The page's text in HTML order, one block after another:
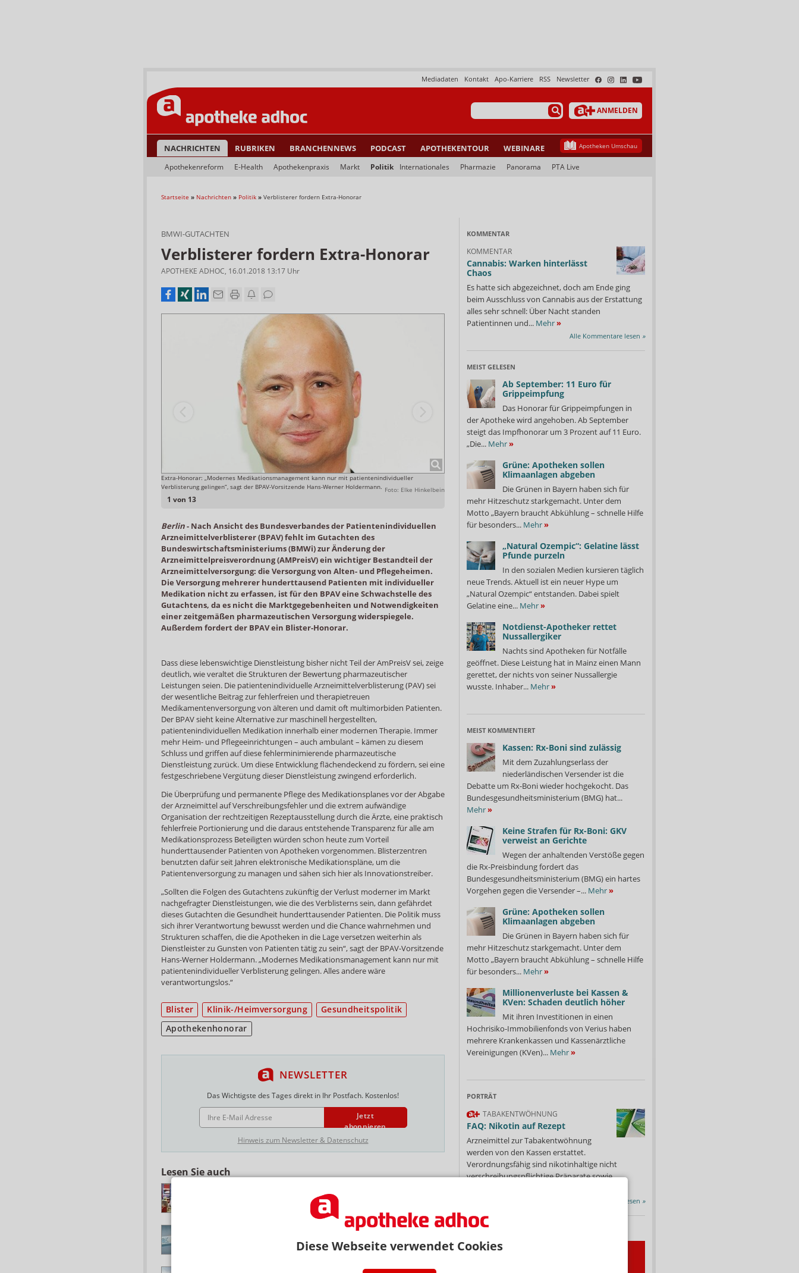
Diese Webseite verwendet Cookies
Newsletter
RSS
Apo-Karriere
Kontakt
Mediadaten
ANMELDEN
NACHRICHTEN RUBRIKEN BRANCHENNEWS PODCAST APOTHEKENTOUR WEBINARE Apotheken Umschau
Apothekenreform E-Health Apothekenpraxis Markt Politik Internationales Pharmazie Panorama PTA Live
Startseite » Nachrichten » Politik » Verblisterer fordern Extra-Honorar
BMWI-GUTACHTEN
Verblisterer fordern Extra-Honorar
APOTHEKE ADHOC, 16.01.2018 13:17 Uhr
1 von 13
Extra-Honorar: „Modernes Medikationsmanagement kann nur mit patientenindividueller
Verblisterung gelingen“, sagt der BPAV-Vorsitzende Hans-Werner Holdermann. Foto: Elke Hinkelbein
Kurz vor Weihnachten veröffentlichte das BMWio das die überarbeitete Fassung des
Berlin- Nach Ansicht des Bundesverbandes der Patientenindividuellen
Arzneimittelverblisterer (BPAV) fehlt im Gutachten des
Bundeswirtschaftsministeriums (BMWi) zur Änderung der
Arzneimittelpreisverordnung (AMPreisV) ein wichtiger Bestandteil der
Arzneimittelversorgung: die Versorgung von Alten- und Pflegeheimen.
Die Versorgung mehrerer hunderttausend Patienten mit individueller
Medikation nicht zu erfassen, ist für den BPAV eine Schwachstelle des
Gutachtens, da es nicht die Marktgegebenheiten und Notwendigkeiten
einer zeitgemäßen pharmazeutischen Versorgung widerspiegele.
Außerdem fordert der BPAV ein Blister-Honorar.
Dass diese lebenswichtige Dienstleistung bisher nicht Teil der AmPreisV sei, zeige
deutlich, wie veraltet die Strukturen der Bewertung pharmazeutischer
Leistungen seien. Die patientenindividuelle Arzneimittelverblisterung (PAV) sei
der wesentliche Beitrag zur fehlerfreien und therapietreuen
Medikamentenversorgung von älteren und damit oft multimorbiden Patienten.
Der BPAV sieht keine Alternative zur maschinell hergestellten,
patientenindividuellen Medikation innerhalb einer modernen Therapie. Immer
mehr Heim- und Pflegeeinrichtungen – auch ambulant – kämen zu diesem
Schluss und griffen auf diese fehlerminimierende pharmazeutische
Dienstleistung zurück. Um diese Entwicklung flächendeckend zu fördern, sei eine
festgeschriebene Vergütung dieser Dienstleistung zwingend erforderlich.
Die Überprüfung und permanente Pflege des Medikationsplanes vor der Abgabe
der Arzneimittel auf Verschreibungsfehler und die extrem aufwändige
Organisation der rechtzeitigen Rezeptausstellung durch die Ärzte, eine praktisch
fehlerfreie Portionierung und die daraus entstehende Transparenz für alle am
Medikationsprozess Beteiligten würden schon heute zum Vorteil
hunderttausender Patienten von Apotheken vorgenommen. Blisterzentren
benutzten dafür seit Jahren elektronische Medikationspläne, um die
Patientenversorgung zu managen und sähen sich hier als Innovationstreiber.
„Sollten die Folgen des Gutachtens zukünftig der Verlust moderner im Markt
nachgefragter Dienstleistungen, wie die des Verblisterns sein, dann gefährdet
dieses Gutachten die Gesundheit hunderttausender Patienten. Die Politik muss
sich ihrer Verantwortung bewusst werden und die Chance wahrnehmen und
Strukturen schaffen, die die Apotheken in die Lage versetzen weiterhin als
Dienstleister zu Gunsten von Patienten tätig zu sein“, sagt der BPAV-Vorsitzende
Hans-Werner Holdermann. „Modernes Medikationsmanagement kann nur mit
patientenindividueller Verblisterung gelingen. Alles andere wäre
verantwortungslos.“
Blister Klinik-/Heimversorgung
Gesundheitspolitik
Apothekenhonorar
NEWSLETTER
Das Wichtigste des Tages direkt in Ihr Postfach. Kostenlos!
E-MAIL ADRESSE
Jetzt
abonnieren
Hinweis zum Newsletter & Datenschutz
Lesen Sie auch
AOK: Was Apotheker wirklich verdienen
KOMMENTAR
KOMMENTAR
Cannabis: Warken hinterlässt
Chaos
Es hatte sich abgezeichnet, doch am Ende ging
beim Ausschluss von Cannabis aus der Erstattung
alles sehr schnell: Über Nacht standen
Patientinnen und... Mehr»
Alle Kommentare lesen »
MEIST GELESEN
Ab September: 11 Euro für
Grippeimpfung
Das Honorar für Grippeimpfungen in
der Apotheke wird angehoben. Ab September
steigt das Impfhonorar um 3 Prozent auf 11 Euro.
„Die... Mehr»
Grüne: Apotheken sollen
Klimaanlagen abgeben
Die Grünen in Bayern haben sich für
mehr Hitzeschutz starkgemacht. Unter dem
Motto „Bayern braucht Abkühlung – schnelle Hilfe
für besonders... Mehr»
„Natural Ozempic“: Gelatine lässt
Pfunde purzeln
In den sozialen Medien kursieren täglich
neue Trends. Aktuell ist ein neuer Hype um
„Natural Ozempic“ entstanden. Dabei spielt
Gelatine eine... Mehr»
Notdienst-Apotheker rettet
Nussallergiker
Nachts sind Apotheken für Notfälle
geöffnet. Diese Leistung hat in Mainz einen Mann
gerettet, der nichts von seiner Nussallergie
wusste. Inhaber... Mehr»
MEIST KOMMENTIERT
Kassen: Rx-Boni sind zulässig
Mit dem Zuzahlungserlass der
niederländischen Versender ist die
Debatte um Rx-Boni wieder hochgekocht. Das
Bundesgesundheitsministerium (BMG) hat...
Mehr»
Keine Strafen für Rx-Boni: GKV
verweist an Gerichte
Wegen der anhaltenden Verstöße gegen
die Rx-Preisbindung fordert das
Bundesgesundheitsministerium (BMG) ein hartes
Vorgehen gegen die Versender –... Mehr»
Grüne: Apotheken sollen
Klimaanlagen abgeben
Die Grünen in Bayern haben sich für
mehr Hitzeschutz starkgemacht. Unter dem
Motto „Bayern braucht Abkühlung – schnelle Hilfe
für besonders... Mehr»
Millionenverluste bei Kassen &
KVen: Schaden deutlich höher
Mit ihren Investitionen in einen
Hochrisiko-Immobilienfonds von Verius haben
mehrere Krankenkassen und Kassenärztliche
Vereinigungen (KVen)... Mehr»
PORTRÄT
TABAKENTWÖHNUNG
FAQ: Nikotin auf Rezept
Arzneimittel zur Tabakentwöhnung
werden von den Kassen erstattet.
Verordnungsfähig sind nikotinhaltige nicht
verschreibungspflichtige Präparate sowie...
Alle Porträts lesen »